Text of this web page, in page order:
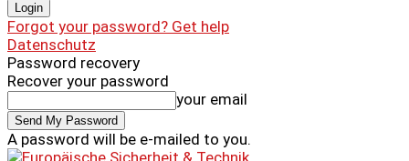
Forgot your password? Get help
Datenschutz
Password recovery
Recover your password
your email
A password will be e-mailed to you.